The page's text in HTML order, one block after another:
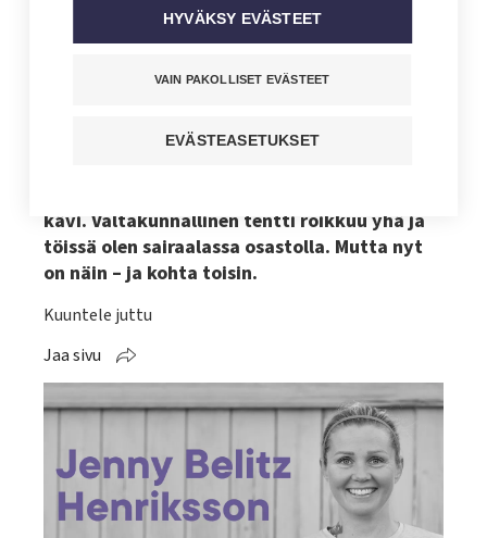
ARTIKKELIKATEGORIA
BLOGI KIRJOITTAJA
JENNY BELITZ HENRIKSSON
valmistumisesta
Kun aloin opiskella ensihoitajaksi syksyllä
kävi. Valtakunnallinen tentti roikkuu yhä ja
töissä olen sairaalassa osastolla. Mutta nyt
on näin – ja kohta toisin.
Kuuntele juttu
Jaa sivu
HYVÄKSY EVÄSTEET
VAIN PAKOLLISET EVÄSTEET
EVÄSTEASETUKSET